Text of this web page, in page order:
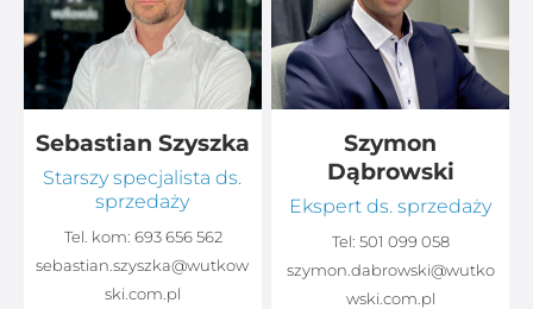
Sebastian Szyszka
Starszy specjalista ds.
sprzedaży
Tel. kom: 693 656 562
sebastian.szyszka@wutkow
ski.com.pl
Szymon
Dąbrowski
Ekspert ds. sprzedaży
Tel: 501 099 058
szymon.dabrowski@wutko
wski.com.pl